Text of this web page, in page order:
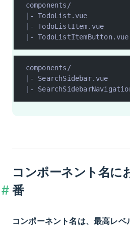
components/
|- TodoList.vue
|- TodoListItem.vue
|- TodoListItemButton.vue
components/
|- SearchSidebar.vue
|-
コンポーネント名に
番
コンポーネント名は、最高レベ